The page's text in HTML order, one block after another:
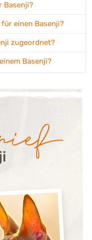
Basenji?
einen Basenji?
zugeordnet?
Basenji?